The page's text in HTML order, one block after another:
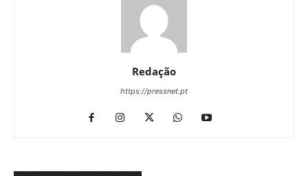
Redação
https://pressnet.pt